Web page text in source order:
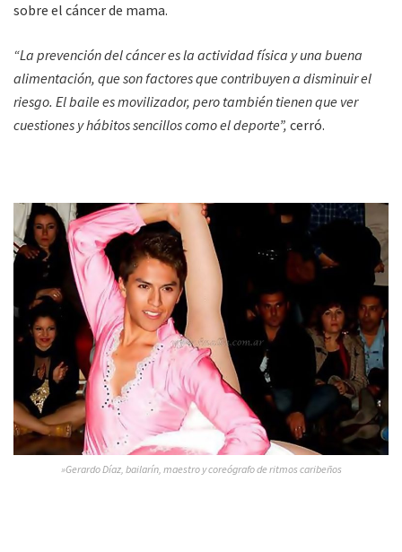
sobre el cáncer de mama.
“La prevención del cáncer es la actividad física y una buena
alimentación, que son factores que contribuyen a disminuir el
riesgo. El baile es movilizador, pero también tienen que ver
cuestiones y hábitos sencillos como el deporte”, cerró.
»Gerardo Díaz, bailarín, maestro y coreógrafo de ritmos caribeños